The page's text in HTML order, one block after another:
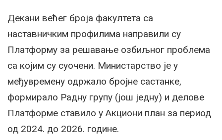
Декани већег броја факултета са
наставничким профилима направили су
Платформу за решавање озбиљног проблема
са којим су суочени. Министарство је у
међувремену одржало бројне састанке,
формирало Радну групу (још једну) и делове
Платформе ставило у Акциони план за период
од 2024. до 2026. године.